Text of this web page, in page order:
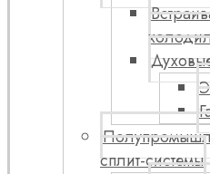
сплит-системы